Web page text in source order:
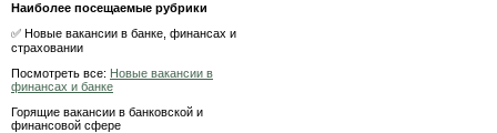
Наиболее посещаемые рубрики
✅ Новые вакансии в банке, финансах и
страховании
Посмотреть все: Новые вакансии в
финансах и банке
Горящие вакансии в банковской и
финансовой сфере